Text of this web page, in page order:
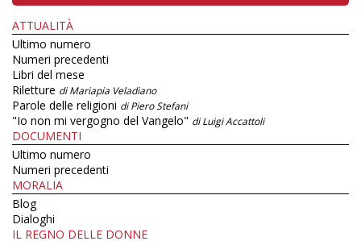
ATTUALITÀ
Ultimo numero
Numeri precedenti
Libri del mese
Riletture di Mariapia Veladiano
Parole delle religioni di Piero Stefani
"Io non mi vergogno del Vangelo" di Luigi Accattoli
DOCUMENTI
Ultimo numero
Numeri precedenti
MORALIA
Blog
Dialoghi
IL REGNO DELLE DONNE